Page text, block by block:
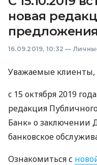
новая
16.09.2019, 10:32 —
Уважаемые клиенты,
c 15 октября 2019
редакция
Банк» о заключении
банковское
Ознакомиться с